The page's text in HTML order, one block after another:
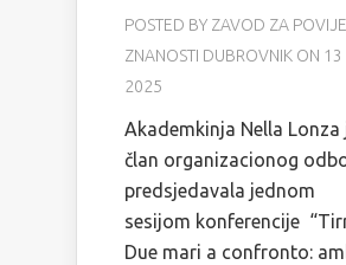
POSTED BY ZAVOD ZA
ZNANOSTI DUBROVNIK ON 13
2025
Akademkinja Nella Lonza
član organizacionog
predsjedavala jednom
sesijom konferencije
Due mari a confronto: